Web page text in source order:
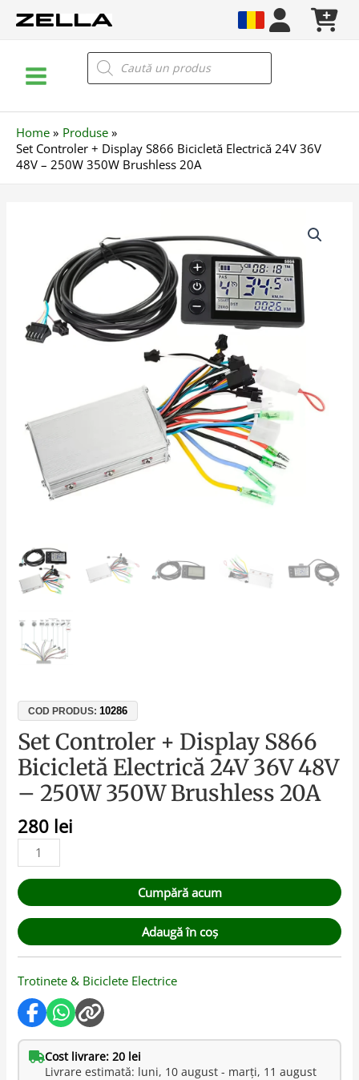
Menu
Products
search
Home
Produse
Set Controler + Display S866 Bicicletă Electrică 24V 36V
48V – 250W 350W Brushless 20A
COD PRODUS:10286
Set Controler + Display S866
Bicicletă Electrică 24V 36V 48V
– 250W 350W Brushless 20A
280 lei
Display
S866
Bicicletă
Electrică
250W
350W
Brushless
Cumpără acum
Adaugă în coș
Trotinete & Biciclete Electrice
Cost livrare: 20 lei
Livrare estimată: luni, 10 august - marți, 11 august